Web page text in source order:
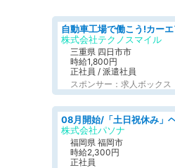
株式会社テクノスマイル
三重県 四日市市
時給1,800円
正社員 / 派遣社員
スポンサー：求人ボックス
株式会社パソナ
福岡県 福岡市
時給2,300円
正社員